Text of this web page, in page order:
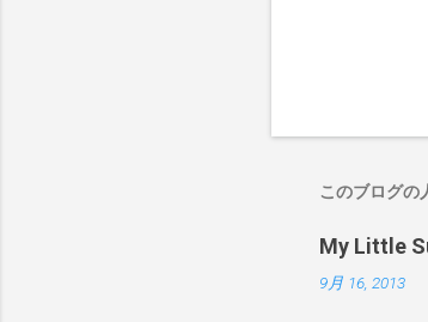
このブログの
My Little
9月 16, 2013